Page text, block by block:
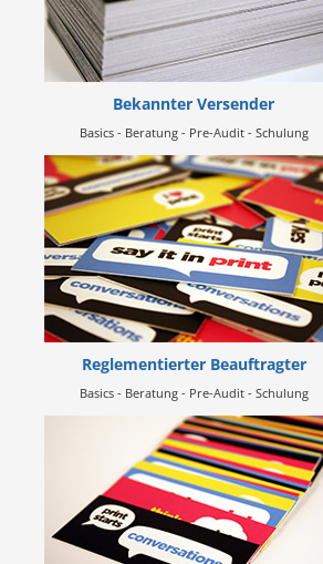
Bekannter Versender
Basics - Beratung - Pre-Audit - Schulung
Reglementierter Beauftragter
Basics - Beratung - Pre-Audit - Schulung